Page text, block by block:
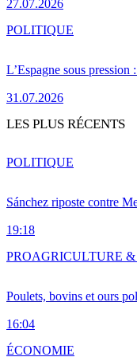
27.07.2026
L’Espagne sous pression
31.07.2026
POLITIQUE
LES PLUS RÉCENTS
Sánchez riposte contre
19:18
POLITIQUE
Poulets, bovins et ours
16:04
PROAGRICULTURE
ÉCONOMIE